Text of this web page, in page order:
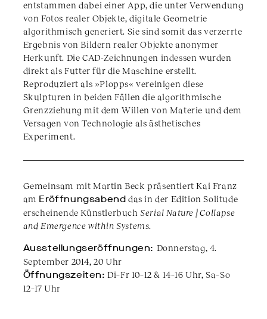
entstammen dabei einer App, die unter Verwendung
von Fotos realer Objekte, digitale Geometrie
algorithmisch generiert. Sie sind somit das verzerrte
Ergebnis von Bildern realer Objekte anonymer
Herkunft. Die CAD-Zeichnungen indessen wurden
direkt als Futter für die Maschine erstellt.
Reproduziert als »Plopps« vereinigen diese
Skulpturen in beiden Fällen die algorithmische
Grenzziehung mit dem Willen von Materie und dem
Versagen von Technologie als ästhetisches
Experiment.
Gemeinsam mit Martin Beck präsentiert Kai Franz
am Eröffnungsabend das in der Edition Solitude
erscheinende KünstlerbuchSerial Nature || Collapse
and Emergence within Systems.
Ausstellungseröffnungen: Donnerstag, 4.
September 2014, 20 Uhr
Öffnungszeiten: Di–Fr 10–12 & 14–16 Uhr, Sa–So
12–17 Uhr